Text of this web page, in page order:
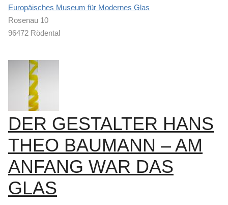
Europäisches Museum für Modernes Glas
Rosenau 10
96472 Rödental
DER GESTALTER HANS
THEO BAUMANN – AM
ANFANG WAR DAS
GLAS